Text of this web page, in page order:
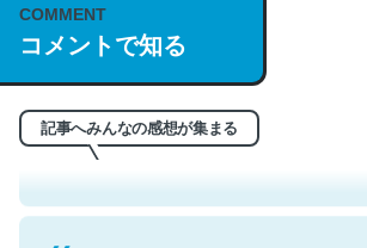
COMMENT
コメントで知る
記事へみんなの感想が集まる
これは名文。彼はとてもクレバーなんだろ
う。英語少しでも読める人は原文もお勧め
─今のこの状況が信じられるかい？ by ラーズ・ヌ